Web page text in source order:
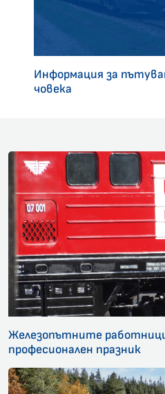
Информация за
човека
Железопътните
професионален празник